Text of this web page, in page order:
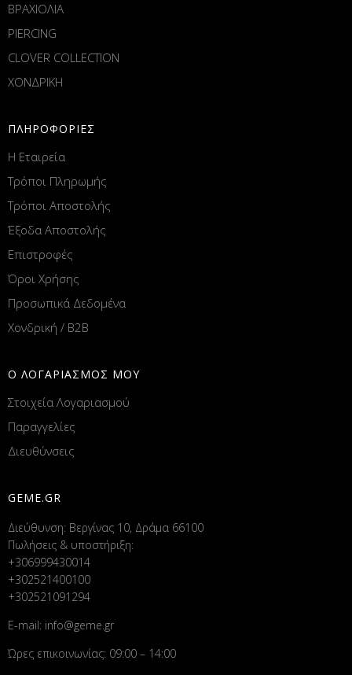
ΒΡΑΧΙΟΛΙΑ
PIERCING
CLOVER COLLECTION
ΧΟΝΔΡΙΚΗ
ΠΛΗΡΟΦΟΡΙΕΣ
Η Εταιρεία
Τρόποι Πληρωμής
Τρόποι Αποστολής
Έξοδα Αποστολής
Επιστροφές
Όροι Χρήσης
Προσωπικά Δεδομένα
Χονδρική / B2B
Ο ΛΟΓΑΡΙΑΣΜΟΣ ΜΟΥ
Στοιχεία Λογαριασμού
Παραγγελίες
Διευθύνσεις
GEME.GR
Διεύθυνση: Βεργίνας 10, Δράμα 66100
Πωλήσεις & υποστήριξη:
+306999430014
+302521400100
+302521091294
E-mail: info@geme.gr
Ώρες επικοινωνίας: 09:00 – 14:00